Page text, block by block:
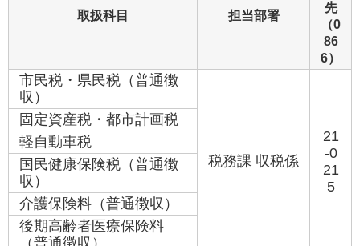
取扱科目 担当部署
先
（0
86
6）
市民税・県民税（普通徴
収）
税務課 収税係
21
-0
21
5
固定資産税・都市計画税
軽自動車税
国民健康保険税（普通徴
収）
介護保険料（普通徴収）
後期高齢者医療保険料
（普通徴収）